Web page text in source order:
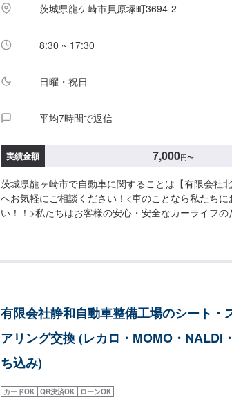
茨城県龍ケ崎市貝原塚町3694-2
8:30 ~ 17:30
日曜・祝日
平均7時間で返信
実績金額 7,000円〜
茨城県龍ヶ崎市で自動車に関することは【有限会社
へお気軽にご相談ください！<車のことなら私たちに
い！！>私たちはお客様の安心・安全なカーライフの
だければ作業開始【4】仕上がり次第納車-----納期に
通常3日～4日程度で納車となります。(要相談)納期は
ございます。予めご了承ください。-----ご来店時の
--入庫の際はお気をつけてお越しください。駐車スペ
の空いているスペースに駐車してください。受付はス
テモで予約しました」とお伝えください。ご案内いた
日・営業時間】定休日：日曜日、祝日、第二土曜日営
有限会社静和自動車整備工場のシート・
アリング交換 (レカロ・MOMO・NALDI
ち込み)
カードOK QR決済OK ローンOK